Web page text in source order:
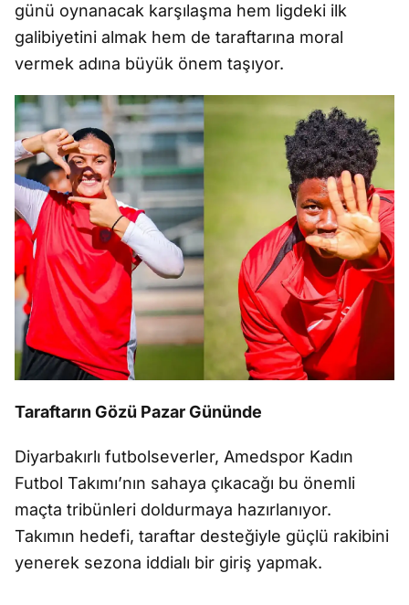
günü oynanacak karşılaşma hem ligdeki ilk
galibiyetini almak hem de taraftarına moral
vermek adına büyük önem taşıyor.
Taraftarın Gözü Pazar Gününde
Diyarbakırlı futbolseverler, Amedspor Kadın
Futbol Takımı’nın sahaya çıkacağı bu önemli
maçta tribünleri doldurmaya hazırlanıyor.
Takımın hedefi, taraftar desteğiyle güçlü rakibini
yenerek sezona iddialı bir giriş yapmak.